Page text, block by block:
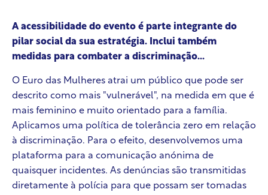
A acessibilidade do evento é parte integrante do
pilar social da sua estratégia. Inclui também
medidas para combater a discriminação...
O Euro das Mulheres atrai um público que pode ser
descrito como mais "vulnerável", na medida em que é
mais feminino e muito orientado para a família.
Aplicamos uma política de tolerância zero em relação
à discriminação. Para o efeito, desenvolvemos uma
plataforma para a comunicação anónima de
quaisquer incidentes. As denúncias são transmitidas
diretamente à polícia para que possam ser tomadas